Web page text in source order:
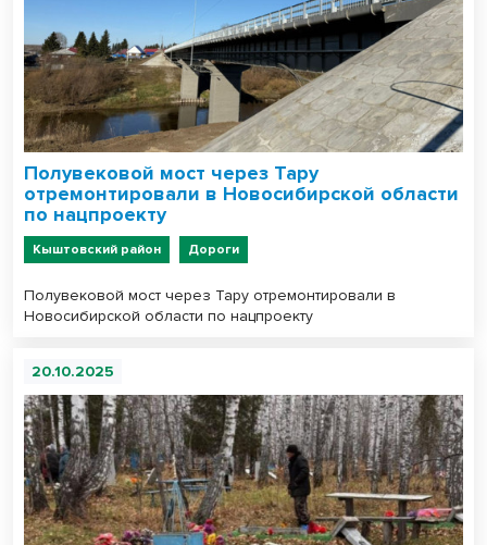
Полувековой мост через Тару
отремонтировали в Новосибирской области
по нацпроекту
Кыштовский район Дороги
Полувековой мост через Тару отремонтировали в
Новосибирской области по нацпроекту
20.10.2025